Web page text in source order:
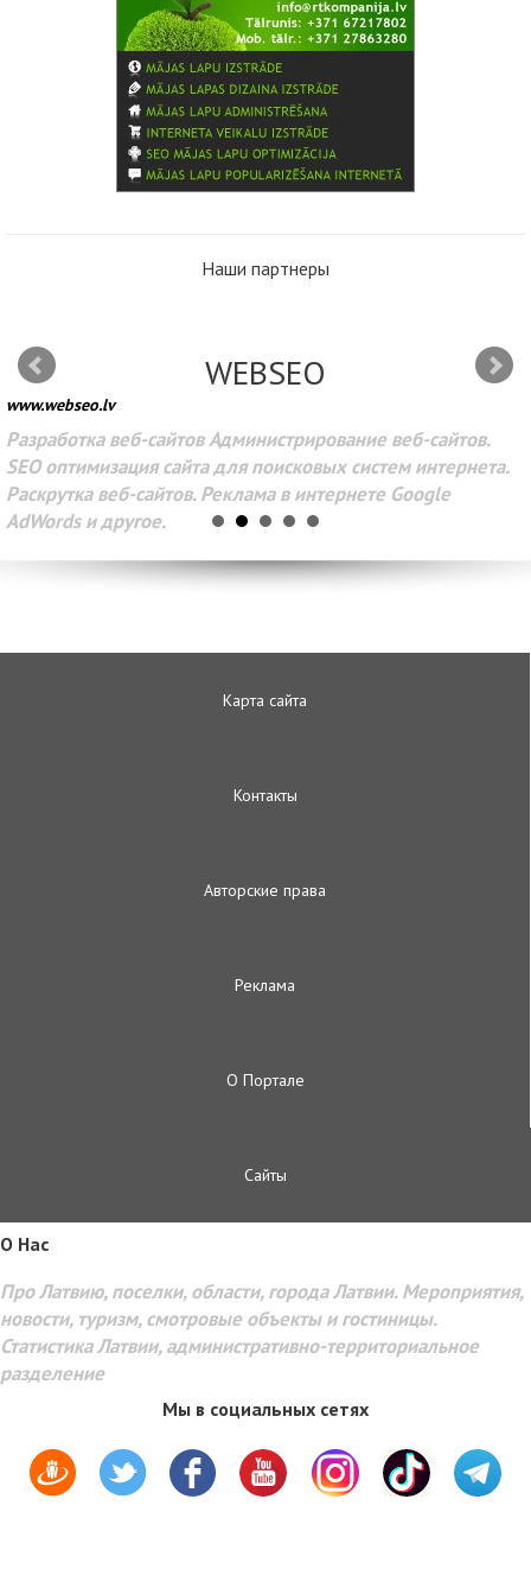
Наши партнеры
WEBSEO
www.webseo.lv
Разработка веб-сайтов Администрирование веб-сайтов.
SEO оптимизация сайта для поисковых систем интернета.
Раскрутка веб-сайтов. Реклама в интернете Google
AdWords и другое.
Карта сайта
Контакты
Авторские права
Реклама
О Портале
Сайты
O Hac
Про Латвию, поселки, области, города Латвии. Мероприятия,
новости, туризм, смотровые объекты и гостиницы.
Статистика Латвии, административно-территориальное
разделение
Мы в социальных сетях